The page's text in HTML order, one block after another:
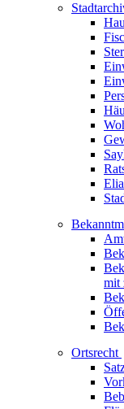
mit
Ortsrecht